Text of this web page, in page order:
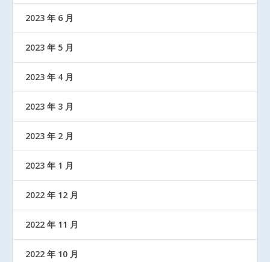
2023 年 6 月
2023 年 5 月
2023 年 4 月
2023 年 3 月
2023 年 2 月
2023 年 1 月
2022 年 12 月
2022 年 11 月
2022 年 10 月